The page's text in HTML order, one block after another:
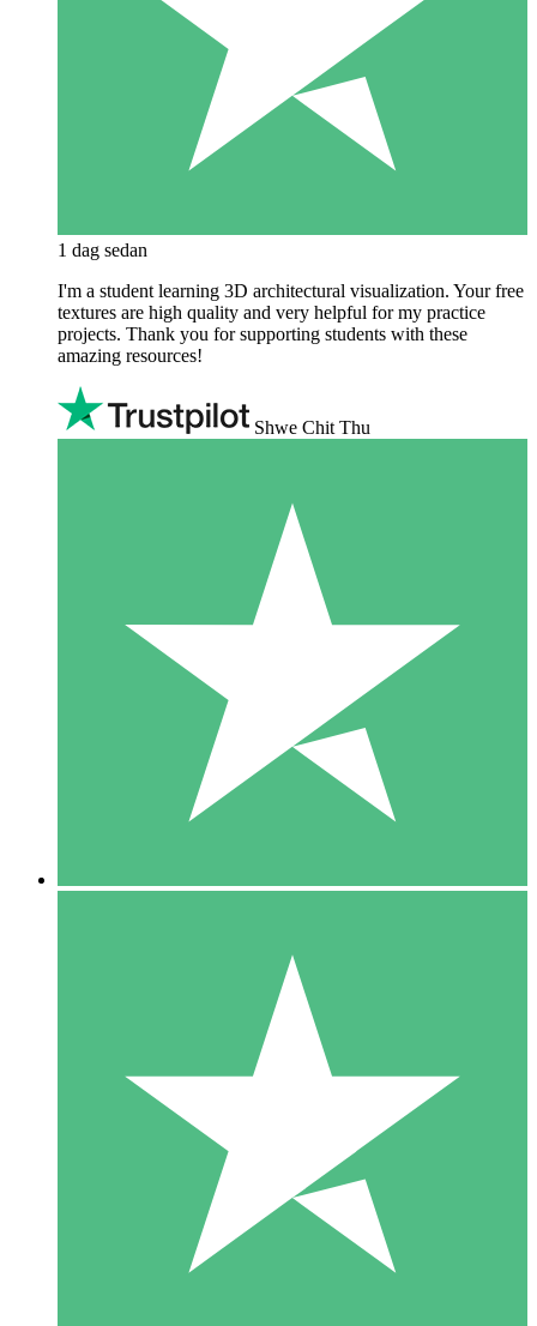
1 dag sedan
I'm a student learning 3D architectural visualization. Your free
textures are high quality and very helpful for my practice
projects. Thank you for supporting students with these
amazing resources!
Shwe Chit Thu